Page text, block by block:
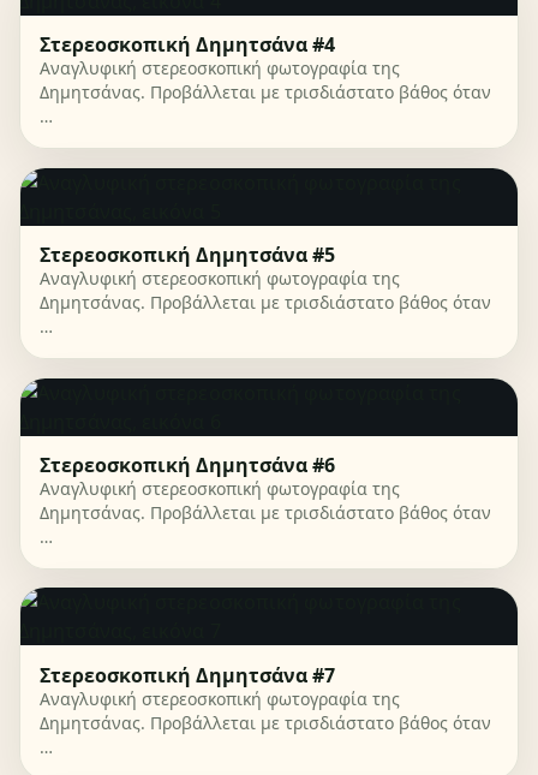
Στερεοσκοπική Δημητσάνα #4
Αναγλυφική στερεοσκοπική φωτογραφία της
Δημητσάνας. Προβάλλεται με τρισδιάστατο βάθος όταν
…
Στερεοσκοπική Δημητσάνα #5
Αναγλυφική στερεοσκοπική φωτογραφία της
Δημητσάνας. Προβάλλεται με τρισδιάστατο βάθος όταν
…
Στερεοσκοπική Δημητσάνα #6
Αναγλυφική στερεοσκοπική φωτογραφία της
Δημητσάνας. Προβάλλεται με τρισδιάστατο βάθος όταν
…
Στερεοσκοπική Δημητσάνα #7
Αναγλυφική στερεοσκοπική φωτογραφία της
Δημητσάνας. Προβάλλεται με τρισδιάστατο βάθος όταν
…